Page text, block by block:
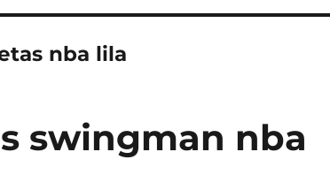
nba lila
swingman nba